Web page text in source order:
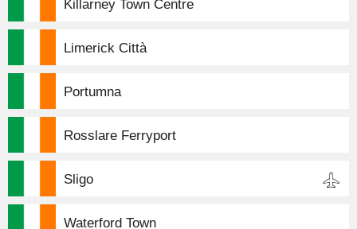
Killarney Town Centre
Limerick Città
Portumna
Rosslare Ferryport
Sligo
Waterford Town